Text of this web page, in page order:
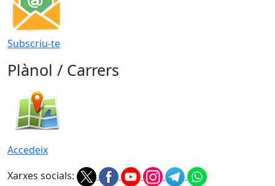
Subscriu-te
Plànol / Carrers
Accedeix
Xarxes socials: